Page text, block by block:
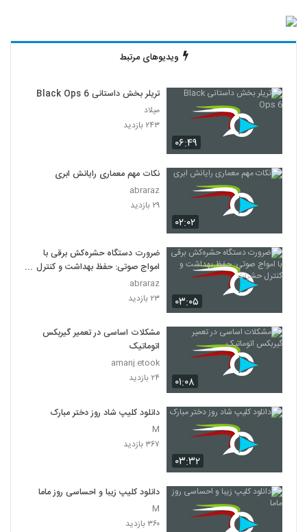
ویدیوهای مرتبط
۰۶:۴۹
تریلر بخش داستانی Black Ops 6
میلاد
۲۴۳ بازدید
۰۲:۰۲
نکات مهم معماری رایانش ابری
abraraz
۲۹ بازدید
۰۳:۰۵
ضرورت دستگاه حشره‌کش برقی با
امواج صوتی: حفظ بهداشت و کنترل
حشرات
abraraz
۲۳ بازدید
۰۱:۰۸
مشکلات اساسی در تعمیر گیربکس
اتوماتیک
amanj.etook
۲۴ بازدید
۰۳:۳۲
دانلود کلیپ شاد روز دختر مبارک
M
۳۶۷ بازدید
دانلود کلیپ زیبا و احساسی روز ماما
M
۳۶۰ بازدید